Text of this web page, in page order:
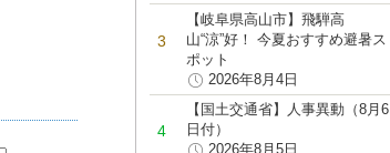
【岐阜県高山市】飛騨高
山“涼”好！ 今夏おすすめ避暑ス
ポット
2026年8月4日
【国土交通省】人事異動（8月6
日付）
2026年8月5日